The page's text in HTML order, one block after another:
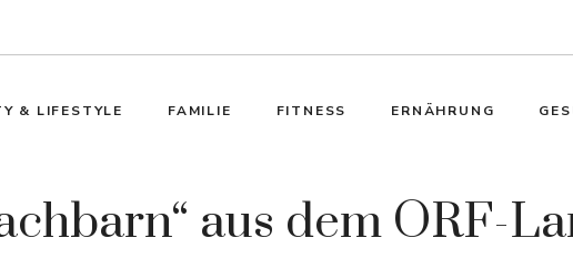
& LIFESTYLE FAMILIE FITNESS ERNÄHRUNG
aus dem ORF-